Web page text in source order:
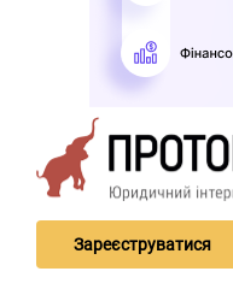
Зареєструватися